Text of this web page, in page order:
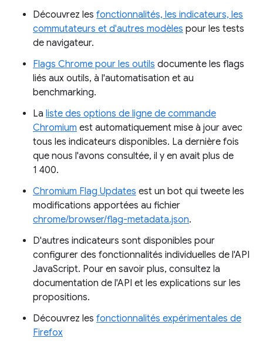
Découvrez les fonctionnalités, les indicateurs, les
commutateurs et d'autres modèles pour les tests
de navigateur.
Flags Chrome pour les outils documente les flags
liés aux outils, à l'automatisation et au
benchmarking.
La liste des options de ligne de commande
Chromium est automatiquement mise à jour avec
tous les indicateurs disponibles. La dernière fois
que nous l'avons consultée, il y en avait plus de
1 400.
Chromium Flag Updates est un bot qui tweete les
modifications apportées au fichier
chrome/browser/flag-metadata.json.
D'autres indicateurs sont disponibles pour
configurer des fonctionnalités individuelles de l'API
JavaScript. Pour en savoir plus, consultez la
documentation de l'API et les explications sur les
propositions.
Découvrez les fonctionnalités expérimentales de
Firefox